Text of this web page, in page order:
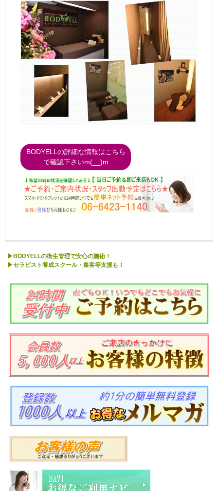
BODYELLの詳細な情報はこちら
で確認下さいm(__)m
▶BODYELLの衛生管理で安心の施術！
▶セラピスト養成スクール・集客等支援も！